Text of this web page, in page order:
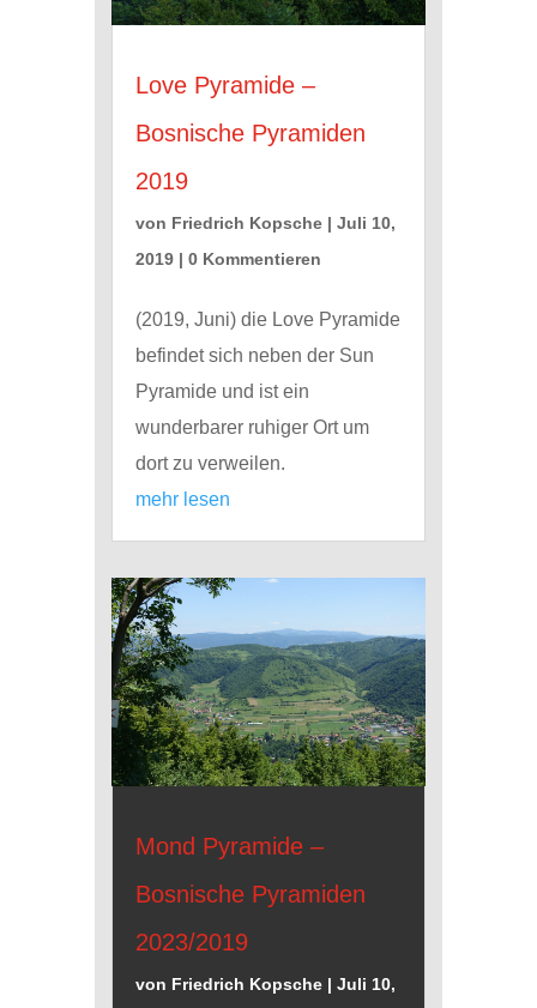
Love Pyramide –
Bosnische Pyramiden
2019
von Friedrich Kopsche |Juli 10,
2019 | 0 Kommentieren
(2019, Juni) die Love Pyramide
befindet sich neben der Sun
Pyramide und ist ein
wunderbarer ruhiger Ort um
dort zu verweilen.
mehr lesen
Mond Pyramide –
Bosnische Pyramiden
2023/2019
von Friedrich Kopsche |Juli 10,